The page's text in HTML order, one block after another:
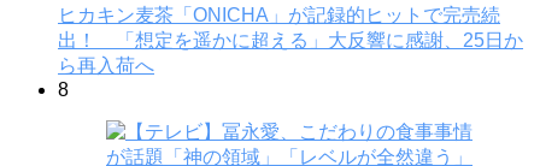
ヒカキン麦茶「ONICHA」が記録的ヒットで完売続
出！ 「想定を遥かに超える」大反響に感謝、25日か
ら再入荷へ
8